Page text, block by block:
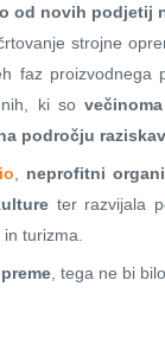
od novih podjetij
strojne
faz
ki so
področju
neprofitni
ter razvijala
turizma.
, tega ne bi